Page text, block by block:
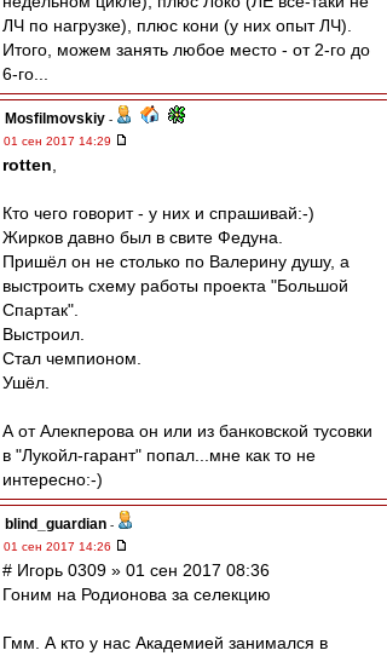
ЛЧ по нагрузке), плюс кони (у них опыт ЛЧ).
Итого, можем занять любое место - от 2-го до
6-го...
Mosfilmovskiy -
01 сен 2017 14:29
rotten
Кто чего говорит - у них и спрашивай:-)
Жирков давно был в свите Федуна.
Пришёл он не столько по Валерину душу, а
выстроить схему работы проекта "Большой
Спартак".
Выстроил.
Стал чемпионом.
Ушёл.
А от Алекперова он или из банковской тусовки
в "Лукойл-гарант" попал...мне как то не
интересно:-)
blind_guardian -
01 сен 2017 14:26
# Игорь 0309 » 01 сен 2017 08:36
Гоним на Родионова за селекцию
Гмм. А кто у нас Академией занимался в